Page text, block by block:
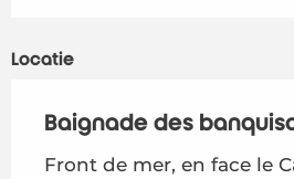
Locatie
Baignade des
Front de mer, en face le